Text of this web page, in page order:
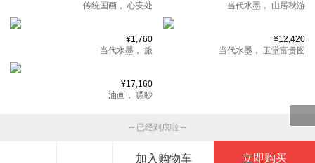
加入购物车 立即购买
传统国画， 心安处
当代水墨，
山居秋游
¥1,760
当代水墨， 旅
¥12,420
当代水墨，
玉堂富贵图
¥17,160
油画， 瞟眇
-- 已经到底啦 --